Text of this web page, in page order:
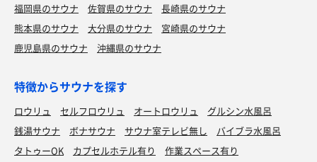
福岡県のサウナ 佐賀県のサウナ
長崎県のサウナ
熊本県のサウナ
大分県のサウナ
宮崎県のサウナ
鹿児島県のサウナ
沖縄県のサウナ
特徴からサウナを探す
ロウリュ セルフロウリュ オートロウリュ
グルシン水風呂
銭湯サウナ
ボナサウナ サウナ室テレビ無し
バイブラ水風呂
タトゥーOK
カプセルホテル有り
作業スペース有り